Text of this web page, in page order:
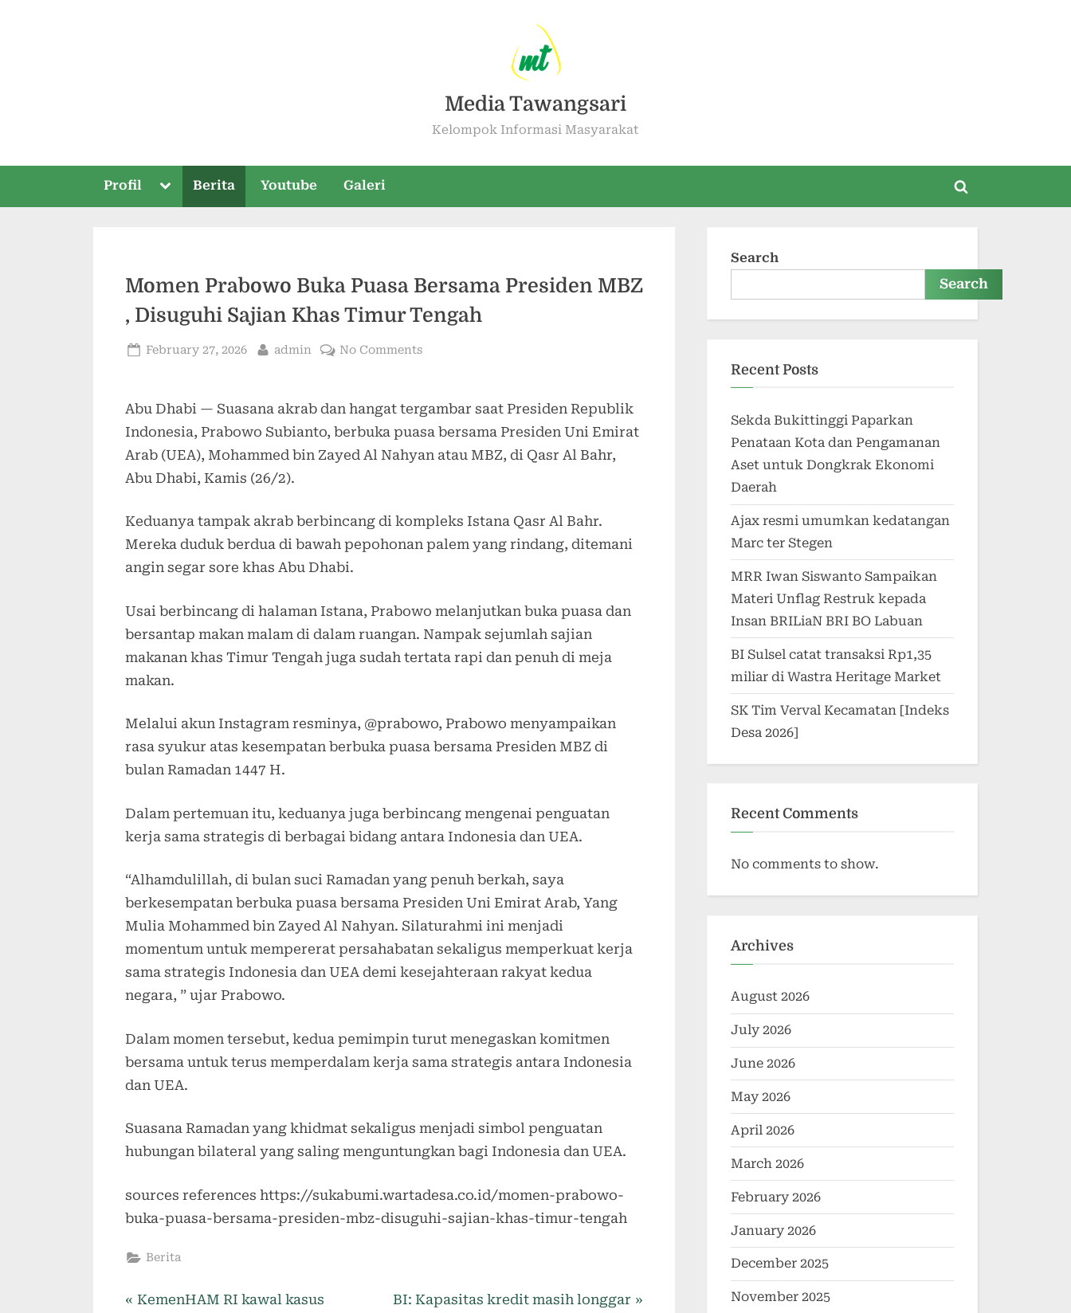
Media Tawangsari
Kelompok Informasi Masyarakat
Profil Berita Youtube Galeri
Momen Prabowo Buka Puasa Bersama Presiden MBZ
, Disuguhi Sajian Khas Timur Tengah
February 27, 2026 admin No Comments
Abu Dhabi — Suasana akrab dan hangat tergambar saat Presiden Republik
Indonesia, Prabowo Subianto, berbuka puasa bersama Presiden Uni Emirat
Arab (UEA), Mohammed bin Zayed Al Nahyan atau MBZ, di Qasr Al Bahr,
Abu Dhabi, Kamis (26/2).
Keduanya tampak akrab berbincang di kompleks Istana Qasr Al Bahr.
Mereka duduk berdua di bawah pepohonan palem yang rindang, ditemani
angin segar sore khas Abu Dhabi.
Usai berbincang di halaman Istana, Prabowo melanjutkan buka puasa dan
bersantap makan malam di dalam ruangan. Nampak sejumlah sajian
makanan khas Timur Tengah juga sudah tertata rapi dan penuh di meja
makan.
Melalui akun Instagram resminya, @prabowo, Prabowo menyampaikan
rasa syukur atas kesempatan berbuka puasa bersama Presiden MBZ di
bulan Ramadan 1447 H.
Dalam pertemuan itu, keduanya juga berbincang mengenai penguatan
kerja sama strategis di berbagai bidang antara Indonesia dan UEA.
“Alhamdulillah, di bulan suci Ramadan yang penuh berkah, saya
berkesempatan berbuka puasa bersama Presiden Uni Emirat Arab, Yang
Mulia Mohammed bin Zayed Al Nahyan. Silaturahmi ini menjadi
momentum untuk mempererat persahabatan sekaligus memperkuat kerja
sama strategis Indonesia dan UEA demi kesejahteraan rakyat kedua
negara, ” ujar Prabowo.
Dalam momen tersebut, kedua pemimpin turut menegaskan komitmen
bersama untuk terus memperdalam kerja sama strategis antara Indonesia
dan UEA.
Suasana Ramadan yang khidmat sekaligus menjadi simbol penguatan
hubungan bilateral yang saling menguntungkan bagi Indonesia dan UEA.
sources references https://sukabumi.wartadesa.co.id/momen-prabowo-
buka-puasa-bersama-presiden-mbz-disuguhi-sajian-khas-timur-tengah
Berita
KemenHAM RI kawal kasus
BI: Kapasitas kredit masih longgar
Search
Search
Recent Posts
Sekda Bukittinggi Paparkan
Penataan Kota dan Pengamanan
Aset untuk Dongkrak Ekonomi
Daerah
Ajax resmi umumkan kedatangan
Marc ter Stegen
MRR Iwan Siswanto Sampaikan
Materi Unflag Restruk kepada
Insan BRILiaN BRI BO Labuan
BI Sulsel catat transaksi Rp1,35
miliar di Wastra Heritage Market
SK Tim Verval Kecamatan [Indeks
Desa 2026]
Recent Comments
No comments to show.
Archives
August 2026
July 2026
June 2026
May 2026
April 2026
March 2026
February 2026
January 2026
December 2025
November 2025